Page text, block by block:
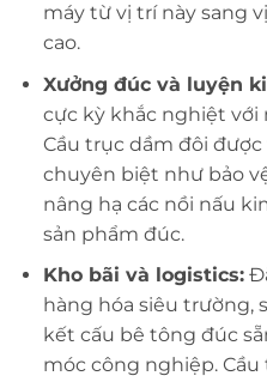
máy từ vị trí này sang
cao.
Xưởng đúc và luyện
cực kỳ khắc nghiệt với
Cầu trục dầm đôi
chuyên biệt như bảo
nâng hạ các nồi nấu
sản phẩm đúc.
Kho bãi và logistics:
hàng hóa siêu trường,
kết cấu bê tông đúc
móc công nghiệp.